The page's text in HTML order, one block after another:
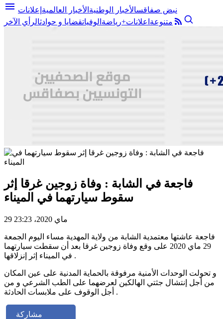
menu نبض صفاقسالأخبار الوطنية الأخبار العالمية إعلانات
متنوعة اعلانات+رياضة الوفياتقضايا و حوادثالرأي الآخر
فاجعة في الشابة : وفاة زوجين غرقا إثر
سقوط سيارتهما في الميناء
29 ماي 2020، 23:23
فاجعة عاشتها معتمدية الشابة من ولاية المهدية مساء اليوم الجمعة
29 ماي 2020 على وقع وفاة زوجين غرقا بعد أن سقطت سيارتهما
في الميناء إثر إنزلاقها .
و تحولت الوحدات الأمنية مرفوقة بالحماية المدنية على عين المكان
من أجل إنتشال جثتي الهالكين لعرضهما على الطب الشرعي و من
أجل الوقوف على ملابسات الحادثة .
مشاركة